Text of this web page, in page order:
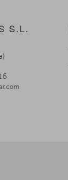
S.L.